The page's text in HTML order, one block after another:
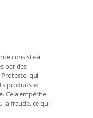
consiste à
par des
qui
produits et
Cela empêche
la fraude, ce qui